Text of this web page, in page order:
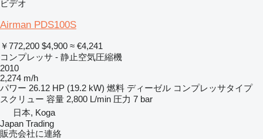
ビデオ
Airman PDS100S
￥772,200 $4,900 ≈ €4,241
コンプレッサ - 静止空気圧縮機
2010
2,274 m/h
パワー 26.12 HP (19.2 kW) 燃料 ディーゼル コンプレッサタイプ
スクリュー 容量 2,800 L/min 圧力 7 bar
日本, Koga
Japan Trading
販売会社に連絡